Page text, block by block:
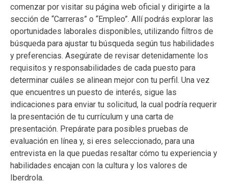
comenzar por visitar su página web oficial y dirigirte a la
sección de “Carreras” o “Empleo”. Allí podrás explorar las
oportunidades laborales disponibles, utilizando filtros de
búsqueda para ajustar tu búsqueda según tus habilidades
y preferencias. Asegúrate de revisar detenidamente los
requisitos y responsabilidades de cada puesto para
determinar cuáles se alinean mejor con tu perfil. Una vez
que encuentres un puesto de interés, sigue las
indicaciones para enviar tu solicitud, la cual podría requerir
la presentación de tu currículum y una carta de
presentación. Prepárate para posibles pruebas de
evaluación en línea y, si eres seleccionado, para una
entrevista en la que puedas resaltar cómo tu experiencia y
habilidades encajan con la cultura y los valores de
Iberdrola.